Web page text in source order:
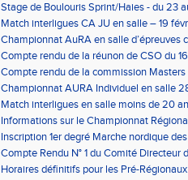
Stage de Boulouris Sprint/Haies - du 23
Match interligues CA JU en salle – 19
Championnat AuRA en salle d’épreuves
- le 12 février
Compte rendu de la réunon de CSO du
Compte rendu de la commission
à Bourgoin
Championnat AURA Individuel en salle
Match interligues en salle moins de 20
Informations sur le Championnat
05/02
Inscription 1er degré Marche nordique
03/02 (sous condition)
Compte Rendu N° 1 du Comité Directeur
Horaires définitifs pour les Pré-